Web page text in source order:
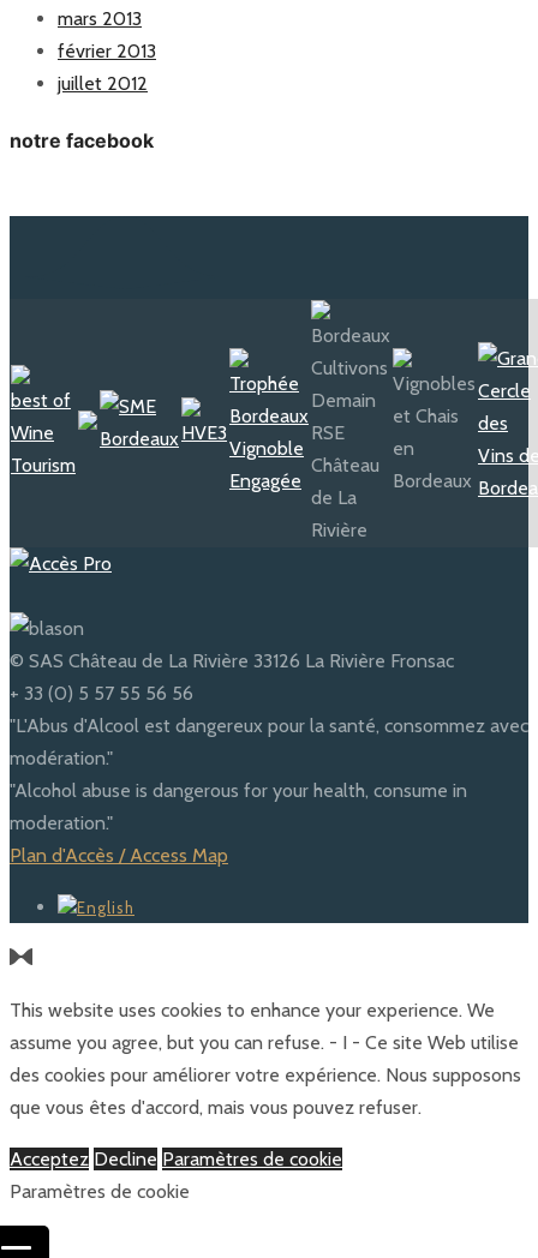
mars 2013
février 2013
juillet 2012
notre facebook
© SAS Château de La Rivière 33126 La Rivière Fronsac
+ 33 (0) 5 57 55 56 56
"L'Abus d'Alcool est dangereux pour la santé, consommez avec
modération."
"Alcohol abuse is dangerous for your health, consume in
moderation."
Plan d'Accès / Access Map
This website uses cookies to enhance your experience. We
assume you agree, but you can refuse. - I - Ce site Web utilise
des cookies pour améliorer votre expérience. Nous supposons
que vous êtes d'accord, mais vous pouvez refuser.
Acceptez Decline Paramètres de cookie
Paramètres de cookie